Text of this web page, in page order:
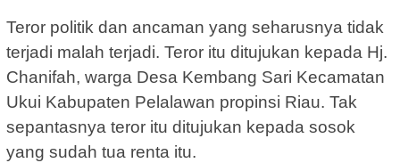
Teror politik dan ancaman yang seharusnya tidak
terjadi malah terjadi. Teror itu ditujukan kepada Hj.
Chanifah, warga Desa Kembang Sari Kecamatan
Ukui Kabupaten Pelalawan propinsi Riau. Tak
sepantasnya teror itu ditujukan kepada sosok
yang sudah tua renta itu.